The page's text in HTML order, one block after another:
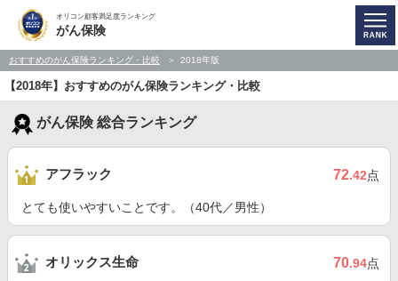
オリコン顧客満足度ランキング
がん保険
おすすめのがん保険ランキング・比較 2018年版
【2018年】おすすめのがん保険ランキング・比較
がん保険 総合ランキング
アフラック 72.42点
とても使いやすいことです。（40代／男性）
オリックス生命 70.94点